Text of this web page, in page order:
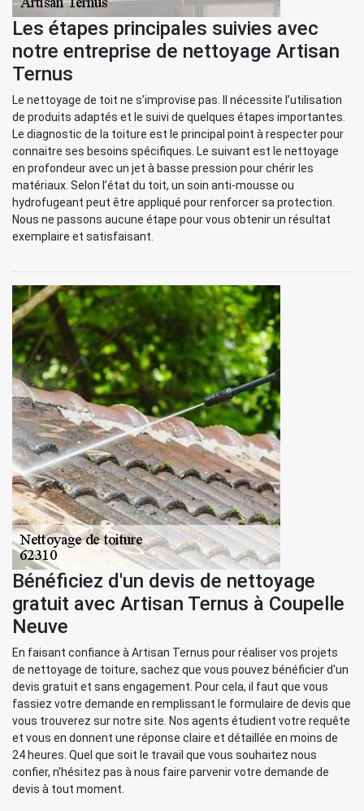
Les étapes principales suivies avec
notre entreprise de nettoyage Artisan
Ternus
Le nettoyage de toit ne s’improvise pas. Il nécessite l’utilisation
de produits adaptés et le suivi de quelques étapes importantes.
Le diagnostic de la toiture est le principal point à respecter pour
connaitre ses besoins spécifiques. Le suivant est le nettoyage
en profondeur avec un jet à basse pression pour chérir les
matériaux. Selon l’état du toit, un soin anti-mousse ou
hydrofugeant peut être appliqué pour renforcer sa protection.
Nous ne passons aucune étape pour vous obtenir un résultat
exemplaire et satisfaisant.
Bénéficiez d'un devis de nettoyage
gratuit avec Artisan Ternus à Coupelle
Neuve
En faisant confiance à Artisan Ternus pour réaliser vos projets
de nettoyage de toiture, sachez que vous pouvez bénéficier d'un
devis gratuit et sans engagement. Pour cela, il faut que vous
fassiez votre demande en remplissant le formulaire de devis que
vous trouverez sur notre site. Nos agents étudient votre requête
et vous en donnent une réponse claire et détaillée en moins de
24 heures. Quel que soit le travail que vous souhaitez nous
confier, n'hésitez pas à nous faire parvenir votre demande de
devis à tout moment.